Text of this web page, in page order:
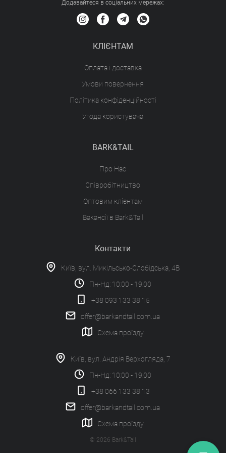
Додавайтеся в соціальних мережах:
КЛІЄНТАМ
Оплата і доставка
Умови повернення
Політика конфіденційності
Угода користувача
BARK&TAIL
Про Нас
Співробітництво
Оптовим клієнтам
Вакансії в Bark&Tail
Контакти
Київ, вул. Микільсько-Слобідська, 4В
Пн-Нд: 10:00 - 19:00
+38 093 133 38 15
offer@barkandtail.com.ua
Схема проїзду
Київ, вул. Андрія Верхогляда, 7
Пн-Нд: 10:00 - 19:00
+38 066 133 38 13
offer@barkandtail.com.ua
Схема проїзду
© 2026 Bark&Tail